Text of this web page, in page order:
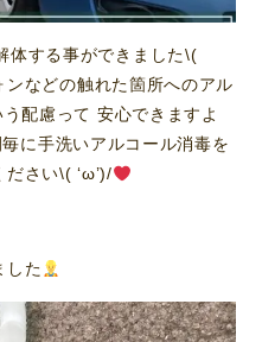
体する事ができました\(
ンなどの触れた箇所へのアル
う配慮って 安心できますよ
に手洗いアルコール消毒を
さい\( ‘ω’)/
した